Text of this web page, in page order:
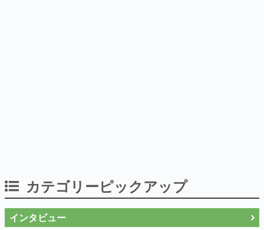
カテゴリーピックアップ
インタビュー